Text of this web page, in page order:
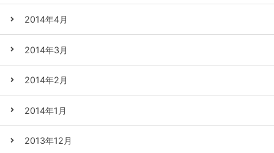
2014年4月
2014年3月
2014年2月
2014年1月
2013年12月